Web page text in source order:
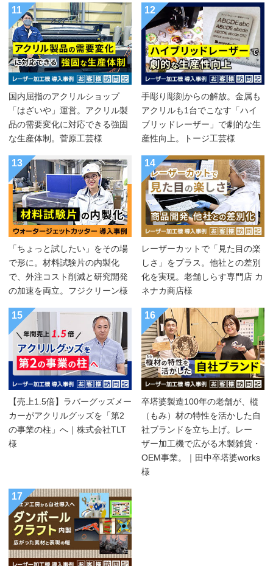
11
国内屈指のアクリルショップ
「はざいや」運営。アクリル製
品の需要変化に対応できる強固
な生産体制。菅原工芸様
12
手彫り彫刻からの解放。金属も
アクリルも1台でこなす「ハイ
ブリッドレーザー」で劇的な生
産性向上。トージ工芸様
13
「ちょっと試したい」をその場
で形に。材料試験片の内製化
で、外注コスト削減と研究開発
の加速を両立。フジクリーン様
14
レーザーカットで「見た目の楽
しさ」をプラス。他社との差別
化を実現。老舗しらす専門店 カ
ネナカ商店様
15
【売上1.5倍】ラバーグッズメー
カーがアクリルグッズを「第2
の事業の柱」へ｜株式会社TLT
様
16
卒塔婆製造100年の老舗が、樅
（もみ）材の特性を活かした自
社ブランドを立ち上げ。レー
ザー加工機で広がる木製雑貨・
OEM事業。｜田中卒塔婆works
様
17